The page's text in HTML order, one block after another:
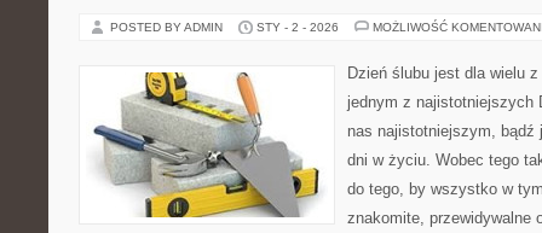
POSTED BY ADMIN STY - 2 - 2026 MOŻLIWOŚĆ
Dzień ślubu jest dla wielu
jednym z najistotniejszych
nas najistotniejszym,
dni w życiu. Wobec tego
do tego, by wszystko w
znakomite, przewidywalne